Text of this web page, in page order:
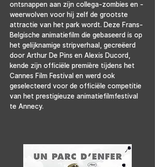
ontsnappen aan zijn collega-zombies en -
weerwolven voor hij zelf de grootste
attractie van het park wordt. Deze Frans-
Belgische animatiefilm die gebaseerd is op
het gelijknamige stripverhaal, gecreëerd
door Arthur De Pins en Alexis Ducord,
kende zijn officiële première tijdens het
Cannes Film Festival en werd ook
geselecteerd voor de officiële competitie
van het prestigieuze animatiefilmfestival
te Annecy.